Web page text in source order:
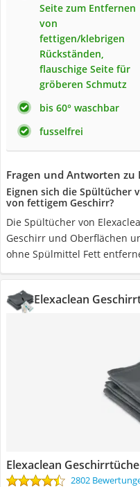
Seite zum Entfernen
von
fettigen/klebrigen
Rückständen,
flauschige Seite für
gröberen Schmutz
bis 60° waschbar
fusselfrei
Fragen und Antworten zu
Eignen sich die Spültücher
von fettigem Geschirr?
Die Spültücher von
Geschirr und Oberflächen
ohne Spülmittel Fett
Elexaclean
Elexaclean
2802